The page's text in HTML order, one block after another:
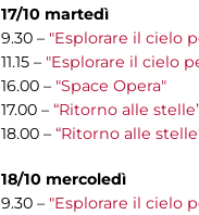
17/10 martedì
9.30 – "Esplorare il cielo
11.15 – "Esplorare il cielo
16.00 – "Space Opera"
17.00 – “Ritorno alle
18.00 – “Ritorno alle
18/10 mercoledì
9.30 – "Esplorare il cielo